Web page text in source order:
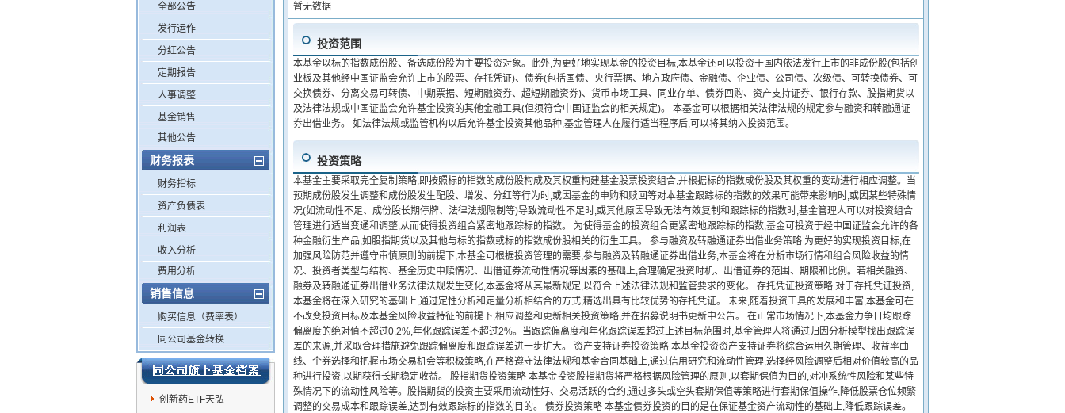
全部公告
发行运作
分红公告
定期报告
人事调整
基金销售
其他公告
财务报表
财务指标
资产负债表
利润表
收入分析
费用分析
销售信息
购买信息（费率表）
同公司基金转换
创新药ETF天弘
暂无数据
投资范围
本基金以标的指数成份股、备选成份股为主要投资对象。此外,为更好地实现基金的投资目标,本基金还可以投资于国内依法发行上市的非成份股(包括创
业板及其他经中国证监会允许上市的股票、存托凭证)、债券(包括国债、央行票据、地方政府债、金融债、企业债、公司债、次级债、可转换债券、可
交换债券、分离交易可转债、中期票据、短期融资券、超短期融资券)、货币市场工具、同业存单、债券回购、资产支持证券、银行存款、股指期货以
及法律法规或中国证监会允许基金投资的其他金融工具(但须符合中国证监会的相关规定)。 本基金可以根据相关法律法规的规定参与融资和转融通证
券出借业务。 如法律法规或监管机构以后允许基金投资其他品种,基金管理人在履行适当程序后,可以将其纳入投资范围。
投资策略
本基金主要采取完全复制策略,即按照标的指数的成份股构成及其权重构建基金股票投资组合,并根据标的指数成份股及其权重的变动进行相应调整。当
预期成份股发生调整和成份股发生配股、增发、分红等行为时,或因基金的申购和赎回等对本基金跟踪标的指数的效果可能带来影响时,或因某些特殊情
况(如流动性不足、成份股长期停牌、法律法规限制等)导致流动性不足时,或其他原因导致无法有效复制和跟踪标的指数时,基金管理人可以对投资组合
管理进行适当变通和调整,从而使得投资组合紧密地跟踪标的指数。 为使得基金的投资组合更紧密地跟踪标的指数,基金可投资于经中国证监会允许的各
种金融衍生产品,如股指期货以及其他与标的指数或标的指数成份股相关的衍生工具。 参与融资及转融通证券出借业务策略 为更好的实现投资目标,在
加强风险防范并遵守审慎原则的前提下,本基金可根据投资管理的需要,参与融资及转融通证券出借业务,本基金将在分析市场行情和组合风险收益的情
况、投资者类型与结构、基金历史申赎情况、出借证券流动性情况等因素的基础上,合理确定投资时机、出借证券的范围、期限和比例。若相关融资、
融券及转融通证券出借业务法律法规发生变化,本基金将从其最新规定,以符合上述法律法规和监管要求的变化。 存托凭证投资策略 对于存托凭证投资,
本基金将在深入研究的基础上,通过定性分析和定量分析相结合的方式,精选出具有比较优势的存托凭证。 未来,随着投资工具的发展和丰富,本基金可在
不改变投资目标及本基金风险收益特征的前提下,相应调整和更新相关投资策略,并在招募说明书更新中公告。 在正常市场情况下,本基金力争日均跟踪
偏离度的绝对值不超过0.2%,年化跟踪误差不超过2%。当跟踪偏离度和年化跟踪误差超过上述目标范围时,基金管理人将通过归因分析模型找出跟踪误
差的来源,并采取合理措施避免跟踪偏离度和跟踪误差进一步扩大。 资产支持证券投资策略 本基金投资资产支持证券将综合运用久期管理、收益率曲
线、个券选择和把握市场交易机会等积极策略,在严格遵守法律法规和基金合同基础上,通过信用研究和流动性管理,选择经风险调整后相对价值较高的品
种进行投资,以期获得长期稳定收益。 股指期货投资策略 本基金投资股指期货将严格根据风险管理的原则,以套期保值为目的,对冲系统性风险和某些特
殊情况下的流动性风险等。股指期货的投资主要采用流动性好、交易活跃的合约,通过多头或空头套期保值等策略进行套期保值操作,降低股票仓位频繁
调整的交易成本和跟踪误差,达到有效跟踪标的指数的目的。 债券投资策略 本基金债券投资的目的是在保证基金资产流动性的基础上,降低跟踪误差。